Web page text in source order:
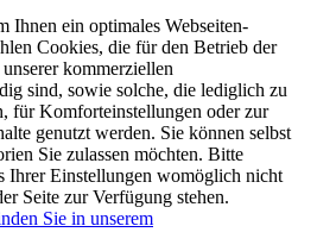
Ihnen ein optimales Webseiten-
Cookies, die für den Betrieb der
kommerziellen
sind, sowie solche, die lediglich zu
für Komforteinstellungen oder zur
genutzt werden. Sie können selbst
Sie zulassen möchten. Bitte
Ihrer Einstellungen womöglich nicht
Seite zur Verfügung stehen.
Sie in unserem